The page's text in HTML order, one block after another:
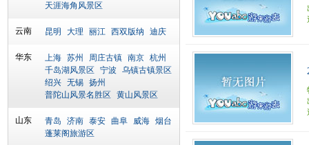
天涯海角风景区
云南 昆明 大理 丽江 西双版纳 迪庆
华东 上海 苏州 周庄古镇 南京 杭州
千岛湖风景区
宁波
乌镇古镇景区
绍兴 无锡 扬州
普陀山风景名胜区
黄山风景区
山东 青岛 济南 泰安 曲阜 威海 烟台
蓬莱阁旅游区